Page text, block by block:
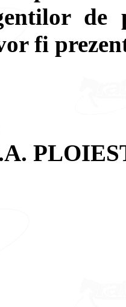
fi